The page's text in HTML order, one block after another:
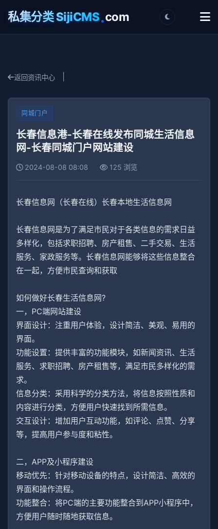
私集分类 SijiCMS.com
返回资讯中心
同城门户
长春信息港-长春在线发布同城生活信息
网-长春同城门户网站建设
2024-08-08 08:08 125 浏览
长春信息网（长春在线）长春本地生活信息网
长春信息网是为了满足市民对于各类信息的需求日益
多样化，包括求职招聘、房产租售、二手交易、生活
服务、家政服务等。长春信息网能够将这些信息整合
在一起，方便市民查询和获取
如何做好长春生活信息网?
一，PC端网站建设
界面设计：注重用户体验，设计简洁、美观、易用的
界面。
功能设置：提供丰富的功能模块，如新闻资讯、生活
服务、求职招聘、房产租售等，满足市民多样化的需
求。
信息分类：采用科学的分类方法，将信息按照性质和
内容进行分类，方便用户快速找到所需信息。
交互设计：增加用户互动功能，如评论、点赞、分享
等，提高用户参与度和粘性。
二，APP及小程序建设
移动优先：针对移动设备的特点，设计简洁、高效的
界面和操作流程。
功能整合：将PC端的主要功能整合到APP小程序中，
方便用户随时随地获取信息。